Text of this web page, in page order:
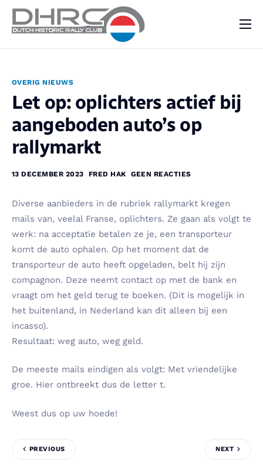
Contact
OVERIG NIEUWS
Let op: oplichters actief bij
aangeboden auto’s op
rallymarkt
13 DECEMBER 2023 FRED HAK GEEN REACTIES
Diverse aanbieders in de rubriek rallymarkt kregen
mails van, veelal Franse, oplichters. Ze gaan als volgt te
werk: na acceptatie betalen ze je, een transporteur
komt de auto ophalen. Op het moment dat de
transporteur de auto heeft opgeladen, belt hij zijn
compagnon. Deze neemt contact op met de bank en
vraagt om het geld terug te boeken. (Dit is mogelijk in
het buitenland, in Nederland kan dit alleen bij een
incasso).
Resultaat: weg auto, weg geld.
De meeste mails eindigen als volgt: Met vriendelijke
groe. Hier ontbreekt dus de letter t.
Weest dus op uw hoede!
PREVIOUS NEXT